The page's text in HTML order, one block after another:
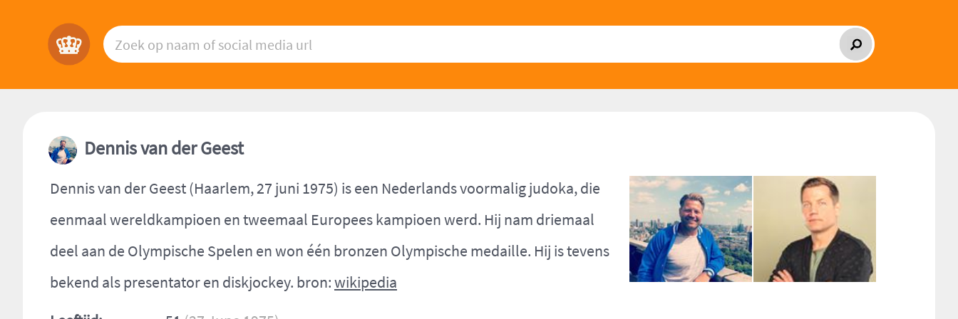
Dennis van der Geest
Dennis van der Geest (Haarlem, 27 juni 1975) is een Nederlands voormalig judoka, die
eenmaal wereldkampioen en tweemaal Europees kampioen werd. Hij nam driemaal
deel aan de Olympische Spelen en won één bronzen Olympische medaille. Hij is tevens
bekend als presentator en diskjockey. bron:wikipedia